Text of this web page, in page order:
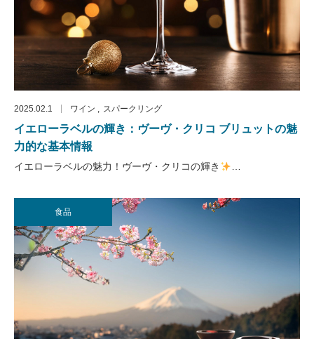
2025.02.1 ワイン スパークリング
イエローラベルの輝き：ヴーヴ・クリコ ブリュットの魅
力的な基本情報
イエローラベルの魅力！ヴーヴ・クリコの輝き …
食品